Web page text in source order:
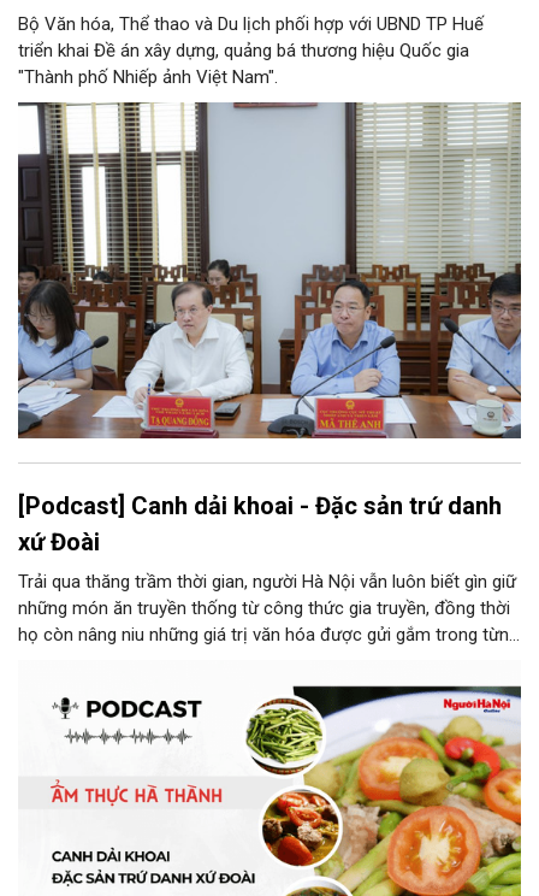
Bộ Văn hóa, Thể thao và Du lịch phối hợp với UBND TP Huế
triển khai Đề án xây dựng, quảng bá thương hiệu Quốc gia
"Thành phố Nhiếp ảnh Việt Nam".
[Podcast] Canh dải khoai - Đặc sản trứ danh
xứ Đoài
Trải qua thăng trầm thời gian, người Hà Nội vẫn luôn biết gìn giữ
những món ăn truyền thống từ công thức gia truyền, đồng thời
họ còn nâng niu những giá trị văn hóa được gửi gắm trong từng
thức. Và canh dải khoai là một món ăn như thế.